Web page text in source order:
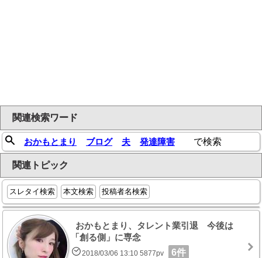
関連検索ワード
おかもとまり ブログ 夫 発達障害 で検索
関連トピック
スレタイ検索 本文検索 投稿者名検索
おかもとまり、タレント業引退 今後は
「創る側」に専念
2018/03/06 13:10 5877pv 6件